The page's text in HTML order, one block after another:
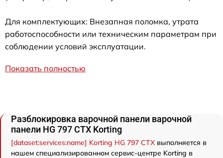
Для комплектующих: Внезапная поломка, утрата
работоспособности или техническим параметрам при
соблюдении условий эксплуатации.
Показать полностью
Разблокировка варочной панели варочной
панели HG 797 CTX Korting
[dataset:services:name] Korting HG 797 CTX выполняется в
нашем специализированном сервис-центре Korting в